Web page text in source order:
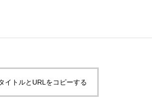
イトルとURLをコピーする